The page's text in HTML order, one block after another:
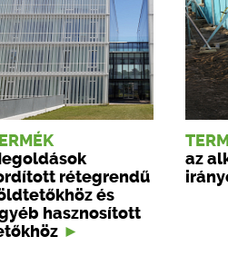
rétegrendű
és
hasznosított
az